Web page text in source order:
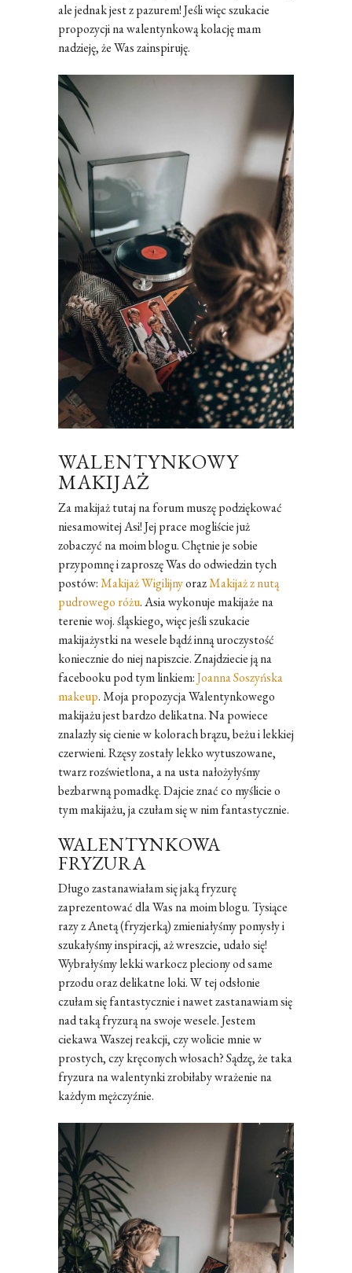
ale jednak jest z pazurem! Jeśli więc szukacie
propozycji na walentynkową kolację mam
nadzieję, że Was zainspiruję.
WALENTYNKOWY
MAKIJAŻ
Za makijaż tutaj na forum muszę podziękować
niesamowitej Asi! Jej prace mogliście już
zobaczyć na moim blogu. Chętnie je sobie
przypomnę i zaproszę Was do odwiedzin tych
postów:Makijaż WigilijnyorazMakijaż z nutą
pudrowego różu. Asia wykonuje makijaże na
terenie woj. śląskiego, więc jeśli szukacie
makijażystki na wesele bądź inną uroczystość
koniecznie do niej napiszcie. Znajdziecie ją na
facebooku pod tym linkiem:Joanna Soszyńska
makeup. Moja propozycja Walentynkowego
makijażu jest bardzo delikatna. Na powiece
znalazły się cienie w kolorach brązu, beżu i lekkiej
czerwieni. Rzęsy zostały lekko wytuszowane,
twarz rozświetlona, a na usta nałożyłyśmy
bezbarwną pomadkę. Dajcie znać co myślicie o
tym makijażu, ja czułam się w nim fantastycznie.
WALENTYNKOWA
FRYZURA
Długo zastanawiałam się jaką fryzurę
zaprezentować dla Was na moim blogu. Tysiące
razy z Anetą (fryzjerką) zmieniałyśmy pomysły i
szukałyśmy inspiracji, aż wreszcie, udało się!
Wybrałyśmy lekki warkocz pleciony od same
przodu oraz delikatne loki. W tej odsłonie
czułam się fantastycznie i nawet zastanawiam się
nad taką fryzurą na swoje wesele. Jestem
ciekawa Waszej reakcji, czy wolicie mnie w
prostych, czy kręconych włosach? Sądzę, że taka
fryzura na walentynki zrobiłaby wrażenie na
każdym mężczyźnie.